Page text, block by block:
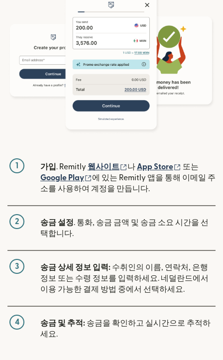
1 가입. Remitly 웹사이트 (새 창에서 열림)
나 App Store (새 창에서
또는
Google Play
(새 창에서 열림)
에 있는 Remitly 앱을 통해 이메일 주
소를 사용하여 계정을 만듭니다.
2 송금 설정. 통화, 송금 금액 및 송금 소요 시간을 선
택합니다.
3 송금 상세 정보 입력: 수취인의 이름, 연락처, 은행
정보 또는 수령 정보를 입력하세요. 네덜란드에서
이용 가능한 결제 방법 중에서 선택하세요.
4 송금 및 추적: 송금을 확인하고 실시간으로 추적하
세요.